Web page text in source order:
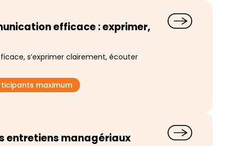
efficace : exprimer,
s’exprimer clairement, écouter
maximum
entretiens managériaux